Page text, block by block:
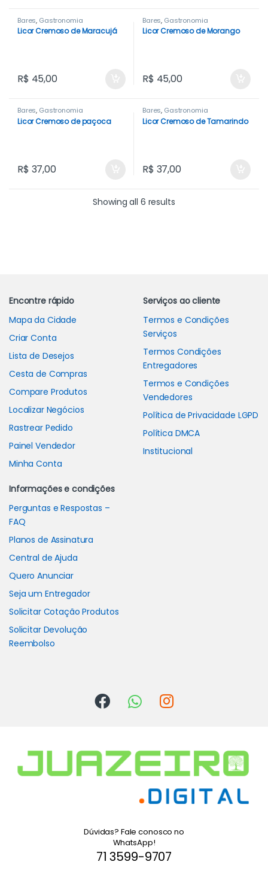
Bares, Gastronomia
Licor Cremoso de Maracujá
R$ 45,00
Bares, Gastronomia
Licor Cremoso de Morango
R$ 45,00
Bares, Gastronomia
Licor Cremoso de paçoca
R$ 37,00
Bares, Gastronomia
Licor Cremoso de Tamarindo
R$ 37,00
Showing all 6 results
Encontre rápido
Mapa da Cidade
Criar Conta
Lista de Desejos
Cesta de Compras
Compare Produtos
Localizar Negócios
Rastrear Pedido
Painel Vendedor
Minha Conta
Serviços ao cliente
Termos e Condições
Serviços
Termos Condições
Entregadores
Termos e Condições
Vendedores
Política de Privacidade LGPD
Política DMCA
Institucional
Informações e condições
Perguntas e Respostas –
FAQ
Planos de Assinatura
Central de Ajuda
Quero Anunciar
Seja um Entregador
Solicitar Cotação Produtos
Solicitar Devolução
Reembolso
Dúvidas? Fale conosco no
WhatsApp!
71 3599-9707